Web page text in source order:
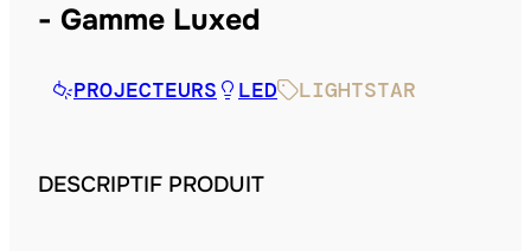
Gamme Luxed
PROJECTEURS LED LIGHTSTAR
DESCRIPTIF PRODUIT